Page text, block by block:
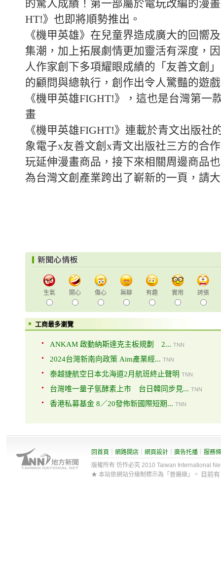
的驚人成績！第一部屬於電玩改編的漫
HT!》也即將順勢推出。
《機甲英雄》在兒童界造成廣大的回嚮
集潮，加上拓展劇情更加靈活有深度，
人作家創下多項耀眼成績的「友善文創
的顧問與總執行，創作出令人驚豔的遊
《機甲英雄FIGHT!》，這也是台灣第一
畫
《機甲英雄FIGHT!》連載於青文出版社
象電子x友善文創x青文出版社三方的合
玩延伸漫畫商品，接下來相關周邊商品
為台灣文創產業跨出了嶄新的一頁，請
生氣 開心 傷心 無聊 有趣 實用 誇張
工商最多瀏覽
ANKAM 啟動納斯達克主板規劃 2... TNN
2024台灣新南向政策 Aim產業經... TNN
泰越捷航空日本北海道2月航班終止聲明 TNN
台灣唯一量子氫酵素上市 台日韓同步見... TNN
香港私募基金 8／20發佈新國際短期... TNN
回首頁 網路開店 網頁設計 廣告托播
服務
版權所有 仿作必究 2010 Taiwan International
★ 本站依網站分級制標示為「普遍級」。
目前